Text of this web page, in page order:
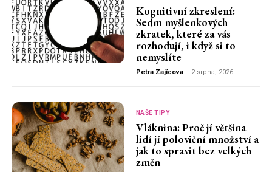
Kognitivní zkreslení:
Sedm myšlenkových
zkratek, které za vás
rozhodují, i když si to
nemyslíte
Petra Zajícova - 2 srpna, 2026
NAŠE TIPY
Vláknina: Proč jí většina
lidí jí poloviční množství a
jak to spravit bez velkých
změn